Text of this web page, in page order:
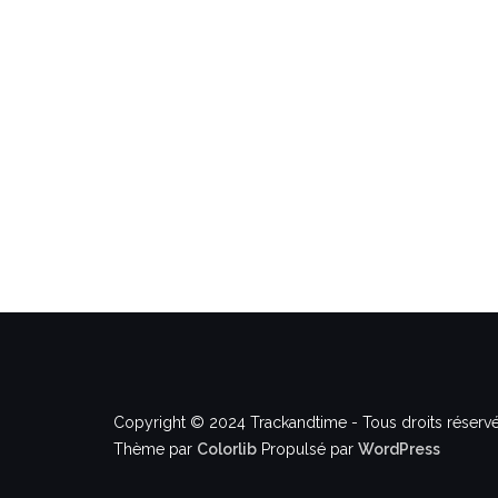
Copyright © 2024 Trackandtime - Tous droits
Thème par Colorlib Propulsé par WordPress